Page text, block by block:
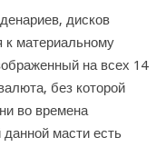
дисков
материальному
на всех 14
без которой
во времена
масти есть